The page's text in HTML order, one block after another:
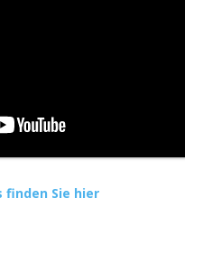
finden Sie hier